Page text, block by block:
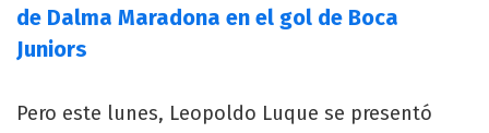
de Dalma Maradona en el gol de Boca
Juniors
Pero este lunes, Leopoldo Luque se presentó